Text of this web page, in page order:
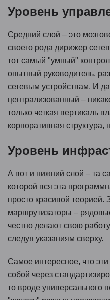
Уровень
Средний слой – это
своего рода дирижер
тот самый "умный"
опытный руководитель,
сетевым устройствам. И
централизованный –
только четкая вертикаль
корпоративная структура,
Уровень
А вот и нижний слой – та
которой вся эта
просто красивой теорией.
маршрутизаторы –
честно делают свою
следуя указаниям сверху.
Самое интересное, что
собой через
то вроде универсального